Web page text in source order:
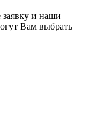
заявку и наши
Вам выбрать